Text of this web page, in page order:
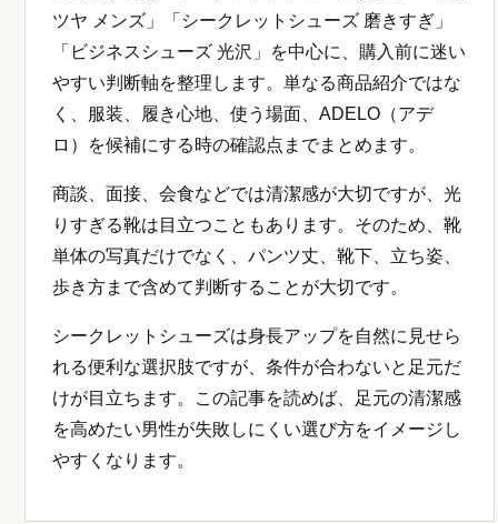
ツヤ メンズ」「シークレットシューズ 磨きすぎ」
「ビジネスシューズ 光沢」を中心に、購入前に迷い
やすい判断軸を整理します。単なる商品紹介ではな
く、服装、履き心地、使う場面、ADELO（アデ
ロ）を候補にする時の確認点までまとめます。
商談、面接、会食などでは清潔感が大切ですが、光
りすぎる靴は目立つこともあります。そのため、靴
単体の写真だけでなく、パンツ丈、靴下、立ち姿、
歩き方まで含めて判断することが大切です。
シークレットシューズは身長アップを自然に見せら
れる便利な選択肢ですが、条件が合わないと足元だ
けが目立ちます。この記事を読めば、足元の清潔感
を高めたい男性が失敗しにくい選び方をイメージし
やすくなります。